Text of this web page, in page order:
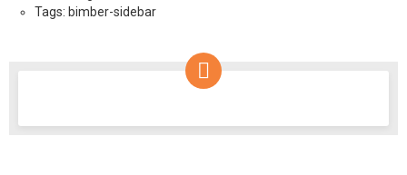
Tags: bimber-sidebar